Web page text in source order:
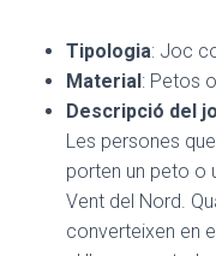
Tipologia: Joc
Material: Petos
Descripció del
Les persones
porten un peto o
Vent del Nord.
converteixen en